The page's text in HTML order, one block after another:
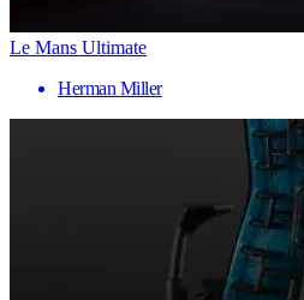
Le Mans Ultimate
Herman Miller